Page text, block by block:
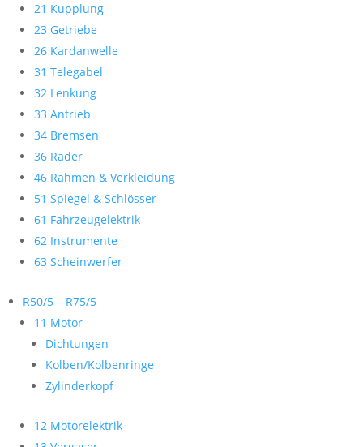
21 Kupplung
23 Getriebe
26 Kardanwelle
31 Telegabel
32 Lenkung
33 Antrieb
34 Bremsen
36 Räder
46 Rahmen & Verkleidung
51 Spiegel & Schlösser
61 Fahrzeugelektrik
62 Instrumente
63 Scheinwerfer
R50/5 – R75/5
11 Motor
Dichtungen
Kolben/Kolbenringe
Zylinderkopf
12 Motorelektrik